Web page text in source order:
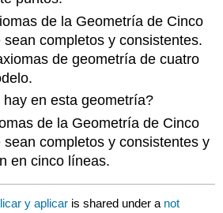
de la Geometría de Cinco
completos y consistentes.
de geometría de cuatro
en esta geometría?
de la Geometría de Cinco
sean completos y consistentes y
en cinco líneas.
y aplicar is shared under a not